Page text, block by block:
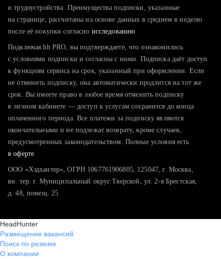
тратите много времени на поиск и вручную поднимаете
хотите сравнить себя с конкурентами и оценить шансы
и трудоустройства. Преимущества подписки, указанные
на странице, рассчитаны на основе данных в среднем в неделю
после её покупки согласно исследованию
Подключая hh PRO, вы подтверждаете, что ознакомились
с условиями подписки и согласны с ними. Подписка даёт доступ
к функциям сервиса на срок, указанный при оформлении. Если
не отменить подписку, она автоматически продлится на тот же
срок. Вы имеете право в любое время отменить подписку
в личном кабинете — доступ к услугам сохранится до конца
оплаченного периода. Все платежи за подписку являются
окончательными и не подлежат возврату, кроме случаев,
предусмотренных законодательством. Полные условия есть
в оферте
ООО «Хэдхантер», ОГРН 1067761906805, 125047, г. Москва,
вн. тер. г. Муниципальный округ Тверской, ул. 2-я Брестская,
д. 48, помещ. 25
HeadHunter
Размещение вакансий
Поиск по резюме
О компании